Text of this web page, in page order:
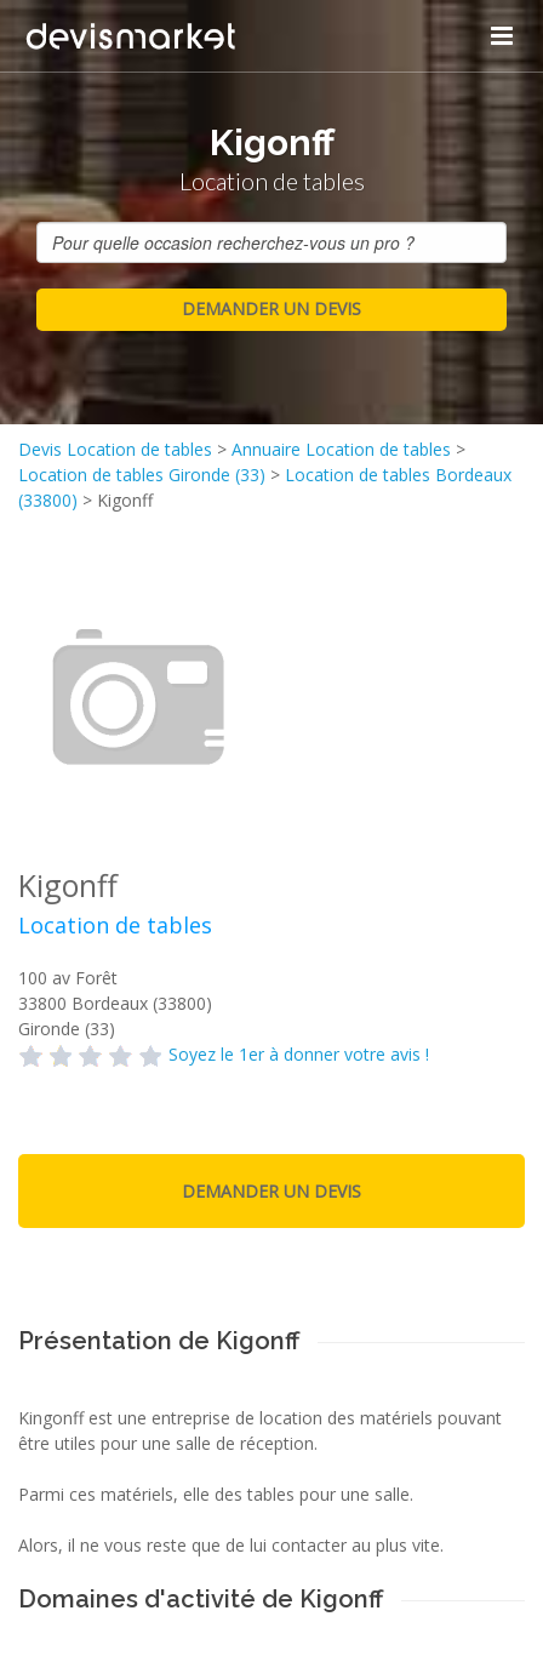
Kigonff
Location de tables
Devis Location de tables > Annuaire Location de tables >
Location de tables Gironde (33) > Location de tables Bordeaux
(33800) > Kigonff
Kigonff
Location de tables
100 av Forêt
33800 Bordeaux (33800)
Gironde (33)
Soyez le 1er à donner votre avis !
Présentation de Kigonff
Kingonff est une entreprise de location des matériels pouvant
être utiles pour une salle de réception.
Parmi ces matériels, elle des tables pour une salle.
Alors, il ne vous reste que de lui contacter au plus vite.
Domaines d'activité de Kigonff